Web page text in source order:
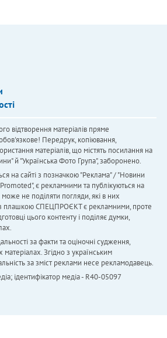
відтворення матеріалів пряме
Передрук, копіювання,
матеріалів, що містять посилання на
й "Українська Фото Група", заборонено.
на сайті з позначкою "Реклама" / "Новини
є рекламними та публікуються на
не поділяти погляди, які в них
з плашкою СПЕЦПРОЄКТ є рекламними, проте
цього контенту і поділяє думки,
за факти та оціночні судження,
Згідно з українським
за зміст реклами несе рекламодавець.
ідентифікатор медіа - R40-05097